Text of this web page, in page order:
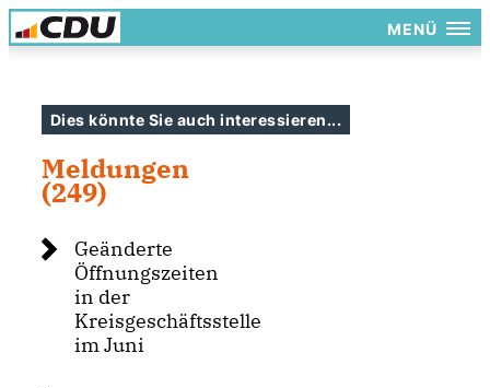
MENÜ
Dies könnte Sie auch interessieren...
Meldungen
(249)
Geänderte
Öffnungszeiten
in der
Kreisgeschäftsstelle
im Juni